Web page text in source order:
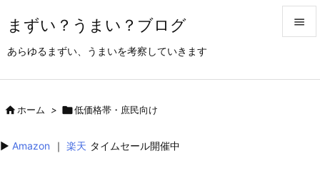
まずい？うまい？ブログ
あらゆるまずい、うまいを考察していきます

ホーム > 低価格帯・庶民向け
▶︎ Amazon ｜ 楽天 タイムセール開催中